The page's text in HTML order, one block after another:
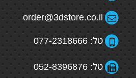
order@3dstore.co.il
טל: 077-2318666
טל: 052-8396876